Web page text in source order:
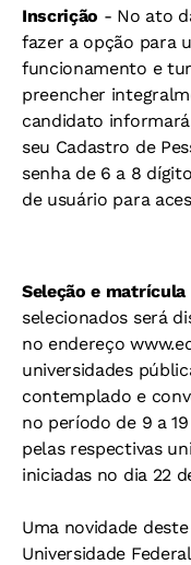
Inscrição - No ato
fazer a opção para
funcionamento e
preencher
candidato
seu Cadastro de
senha de 6 a 8
de usuário para
Seleção e matrícula
selecionados será
no endereço
universidades
contemplado e
no período de 9 a
pelas respectivas
iniciadas no dia 22
Uma novidade
Universidade